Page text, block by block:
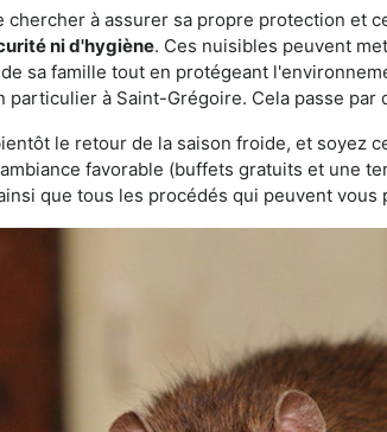
chercher à assurer sa propre protection et
ni d'hygiène. Ces nuisibles peuvent
sa famille tout en protégeant
particulier à Saint-Grégoire. Cela passe par
le retour de la saison froide, et soyez
favorable (buffets gratuits et une
que tous les procédés qui peuvent